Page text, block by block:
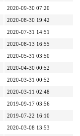
2020-09-30 07:20
2020-08-30 19:42
2020-07-31 14:51
2020-08-13 16:55
2020-05-31 03:50
2020-04-30 00:52
2020-03-31 00:52
2020-03-11 02:48
2019-09-17 03:56
2019-07-22 16:10
2020-03-08 13:53